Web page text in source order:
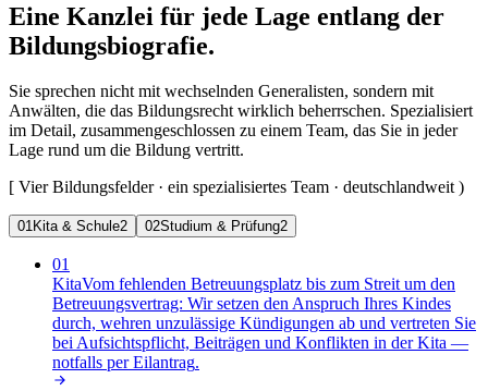
Eine Kanzlei für jede Lage entlang der
Bildungsbiografie.
Sie sprechen nicht mit wechselnden Generalisten, sondern mit
Anwälten, die das Bildungsrecht wirklich beherrschen. Spezialisiert
im Detail, zusammengeschlossen zu einem Team, das Sie in jeder
Lage rund um die Bildung vertritt.
[ Vier Bildungsfelder · ein spezialisiertes Team · deutschlandweit)
01Kita & Schule2 02Studium & Prüfung2
01
KitaVom fehlenden Betreuungsplatz bis zum Streit um den
Betreuungsvertrag: Wir setzen den Anspruch Ihres Kindes
durch, wehren unzulässige Kündigungen ab und vertreten Sie
bei Aufsichtspflicht, Beiträgen und Konflikten in der Kita —
notfalls per Eilantrag.